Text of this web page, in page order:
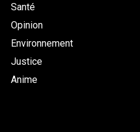
Santé
Opinion
Environnement
Justice
Anime